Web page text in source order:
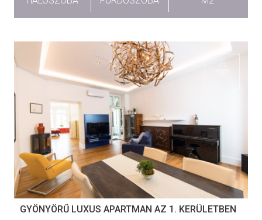
GYÖNYÖRŰ LUXUS APARTMAN AZ 1. KERÜLETBEN